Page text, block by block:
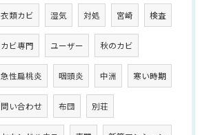
衣類カビ 湿気 対処 宮崎 検査
カビ専門 ユーザー 秋のカビ
急性扁桃炎 咽頭炎 中洲 寒い時期
問い合わせ 布団 別荘